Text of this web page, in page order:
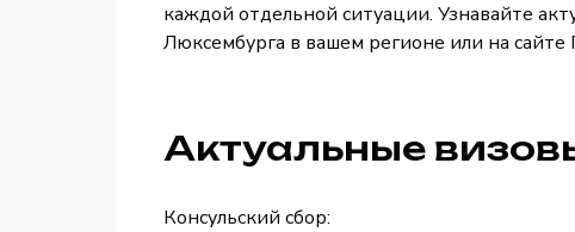
каждой отдельной ситуации. Узнавайте
Люксембурга в вашем регионе или на сайте
Актуальные
Консульский сбор: